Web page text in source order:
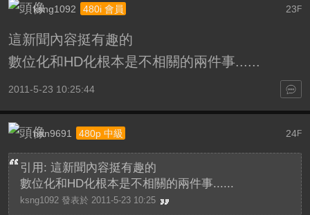
23F
ksng1092 480i 會員
這新聞內容挺有趣的
數位化和HD化根本是不相關的兩件事......
2011-5-23 10:25:44
24F
nan9691 480p 中級
引用: 這新聞內容挺有趣的
數位化和HD化根本是不相關的兩件事......
ksng1092 發表於 2011-5-23 10:25